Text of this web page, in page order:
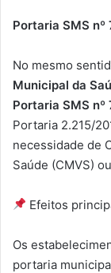
Portaria SMS
No mesmo
Municipal da
Portaria SMS
Portaria 2.215/
necessidade de
Saúde (CMVS)
Efeitos
Os
portaria